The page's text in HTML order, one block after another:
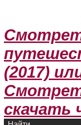
(2017)
скачать